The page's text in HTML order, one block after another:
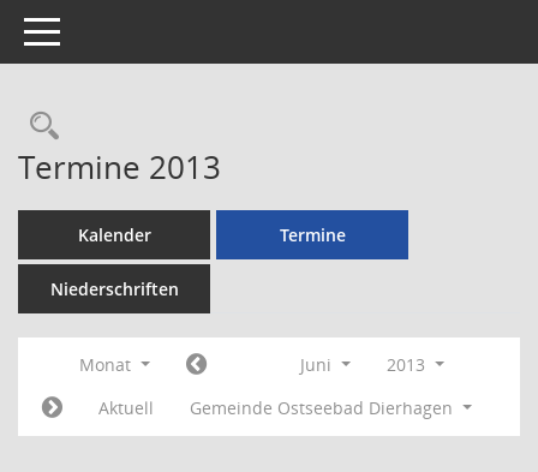
Toggle navigation
Rechercheauswahl
Termine 2013
Kalender Termine
Niederschriften
Monat Juni
2013
Aktuell
Gemeinde Ostseebad Dierhagen